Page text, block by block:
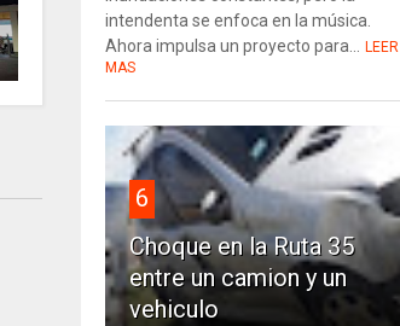
intendenta se enfoca en la música.
Ahora impulsa un proyecto para... LEER
MAS
6
Choque en la Ruta 35
entre un camion y un
vehiculo